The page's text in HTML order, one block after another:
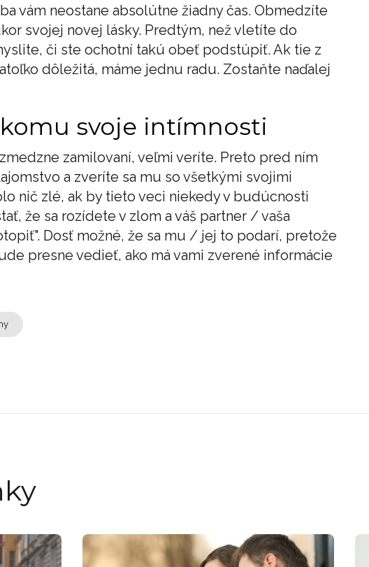
vám neostane absolútne žiadny čas. Obmedzíte
svojej novej lásky. Predtým, než vletíte do
či ste ochotní takú obeť podstúpiť. Ak tie z
dôležitá, máme jednu radu. Zostaňte naďalej
svoje intímnosti
zamilovaní, veľmi veríte. Preto pred ním
a zveríte sa mu so všetkými svojimi
nič zlé, ak by tieto veci niekedy v budúcnosti
že sa rozídete v zlom a váš partner / vaša
Dosť možné, že sa mu / jej to podarí, pretože
presne vedieť, ako má vami zverené informácie